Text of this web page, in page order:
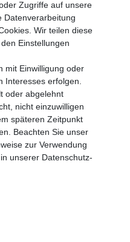
Zugriffe auf unsere
Datenverarbeitung
Wir teilen diese
Einstellungen
mit Einwilligung oder
Interesses erfolgen.
oder abgelehnt
nicht einzuwilligen
späteren Zeitpunkt
Beachten Sie unser
zur Verwendung
unserer Daten­schutz­